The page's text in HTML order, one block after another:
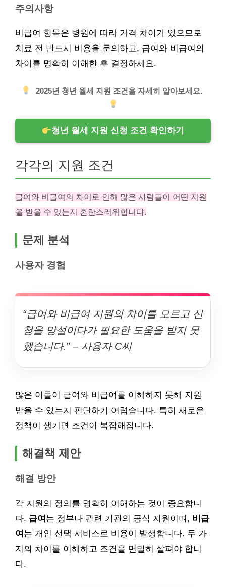
주의사항
비급여 항목은 병원에 따라 가격 차이가 있으므로
치료 전 반드시 비용을 문의하고, 급여와 비급여의
차이를 명확히 이해한 후 결정하세요.
2025년 청년 월세 지원 조건을 자세히 알아보세요.
청년 월세 지원 신청 조건 확인하기
각각의 지원 조건
급여와 비급여의 차이로 인해 많은 사람들이 어떤 지원
을 받을 수 있는지 혼란스러워합니다.
문제 분석
사용자 경험
“급여와 비급여 지원의 차이를 모르고 신
청을 망설이다가 필요한 도움을 받지 못
했습니다.” – 사용자 C씨
많은 이들이 급여와 비급여를 이해하지 못해 지원
받을 수 있는지 판단하기 어렵습니다. 특히 새로운
정책이 생기면 조건이 복잡해집니다.
해결책 제안
해결 방안
각 지원의 정의를 명확히 이해하는 것이 중요합니
다. 급여 는 정부나 관련 기관의 공식 지원이며, 비급
여 는 개인 선택 서비스로 비용이 발생합니다. 두 가
지의 차이를 이해하고 조건을 면밀히 살펴야 합니
다.